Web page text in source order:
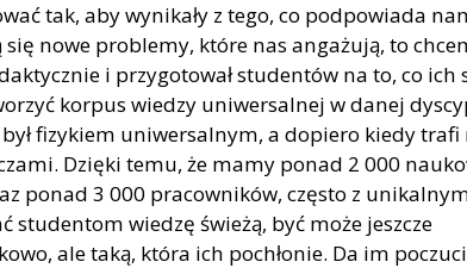
tak, aby wynikały z tego, co podpowiada
się nowe problemy, które nas angażują, to
i przygotował studentów na to, co ich
korpus wiedzy uniwersalnej w danej
fizykiem uniwersalnym, a dopiero kiedy trafi
Dzięki temu, że mamy ponad 2 000
ponad 3 000 pracowników, często z
studentom wiedzę świeżą, być może jeszcze
ale taką, która ich pochłonie. Da im